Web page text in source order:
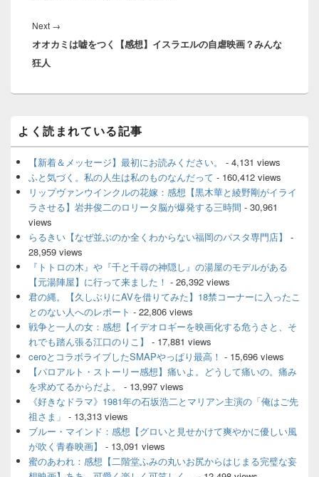
ゲ
シ
ョ
Next →
post:
オオカミは嘘をつく【感想】イスラエルの自虐映画？みんな
狂人
ン
サ
イ
バ
ィ
ェ
エ
ア
よく読まれている記事
【新着＆メッセージ】最初にお読みください。
- 4,131 views
ふと気づく。私の人生は私のものなんだって - 160,412 views
リップヴァンウインクルの花嫁：感想【黒木華と綾野剛がイライ
ラさせる】岩井俊二のロリータ脳が爆発する三時間 - 30,961
views
らるきい【なぜ並ぶのか全くわからない福岡のパスタ専門店】
-
28,959 views
『トトロの木』や『千と千尋の神隠し』の湯屋のモデルがある
【元湯陣屋】に行って来ました！ - 26,392 views
君の縄。【久しぶりにAVを借りてみた】18禁コーナーに入ったこ
とのない人へのレポート - 22,806 views
戦争と一人の女：感想【イデオロギーを映画化する危うさと、そ
れでも踏ん張る江口のりこ】
- 17,881 views
ceroとコラボライブしたSMAPやっぱり最高！ - 15,696 views
【パロアルト・ストーリー感想】痛いよ。どうして痛いの。痛み
を求めてるからだよ。
- 13,997 views
《好きなドラマ》1981年の石坂浩二とマリアン主演の「俺はご先
祖さま」 - 13,313 views
ブルー・マインド：感想【グロいと見せかけて爽やかに優しい風
が吹く青春映画】
- 13,091 views
蜜のあわれ：感想【二階堂ふみの丸いお尻からはじまる完璧な妄